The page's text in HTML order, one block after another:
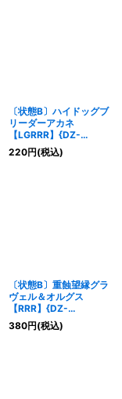
〔状態B〕ハイドッグブ
リーダーアカネ
【LGRRR】{DZ-
SS16/LG09}《ケテルサ
ンクチュアリ》
220円(税込)
〔状態B〕重蝕望縁グラ
ヴェル＆オルグス
【RRR】{DZ-
SS16/029}《ブラント
ゲート/ストイケイア》
380円(税込)